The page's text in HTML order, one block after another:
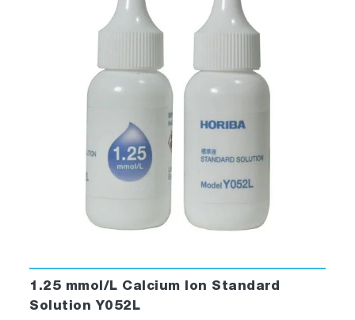
1.25 mmol/L Calcium Ion Standard
Solution Y052L